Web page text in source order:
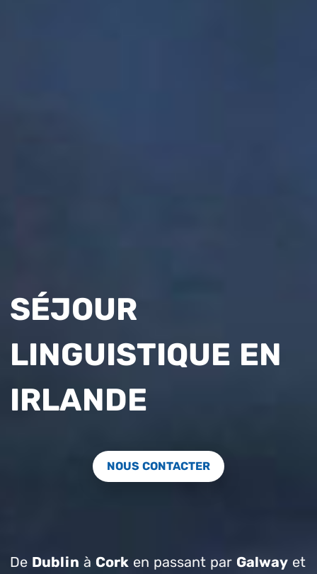
SÉJOUR
LINGUISTIQUE EN
IRLANDE
NOUS CONTACTER
De Dublin à Cork en passant par Galway et